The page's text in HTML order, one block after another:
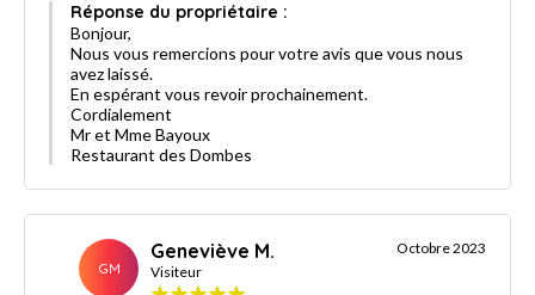
Réponse du propriétaire :
Bonjour,
Nous vous remercions pour votre avis que vous nous
avez laissé.
En espérant vous revoir prochainement.
Cordialement
Mr et Mme Bayoux
Restaurant des Dombes
GM
Geneviève M.
Visiteur
Octobre 2023